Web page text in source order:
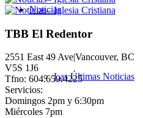
Noticias
Las Últimas Noticias
TBB El Redentor
2551 East 49 Ave|Vancouver, BC
V5S 1J6
Tfno: 604.659.4225
Servicios:
Domingos 2pm y 6:30pm
Miércoles 7pm